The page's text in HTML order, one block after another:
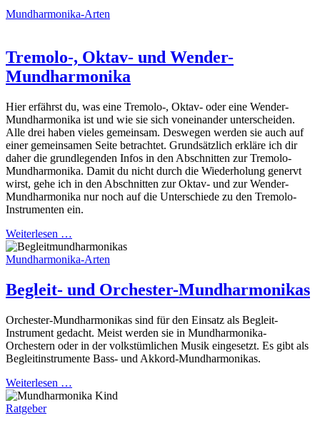
Mundharmonika-Arten
Tremolo-, Oktav- und Wender-
Mundharmonika
Hier erfährst du, was eine Tremolo-, Oktav- oder eine Wender-
Mundharmonika ist und wie sie sich voneinander unterscheiden.
Alle drei haben vieles gemeinsam. Deswegen werden sie auch auf
einer gemeinsamen Seite betrachtet. Grundsätzlich erkläre ich dir
daher die grundlegenden Infos in den Abschnitten zur Tremolo-
Mundharmonika. Damit du nicht durch die Wiederholung genervt
wirst, gehe ich in den Abschnitten zur Oktav- und zur Wender-
Mundharmonika nur noch auf die Unterschiede zu den Tremolo-
Instrumenten ein.
Weiterlesen …
Mundharmonika-Arten
Begleit- und Orchester-Mundharmonikas
Orchester-Mundharmonikas sind für den Einsatz als Begleit-
Instrument gedacht. Meist werden sie in Mundharmonika-
Orchestern oder in der volkstümlichen Musik eingesetzt. Es gibt als
Begleit­instrumente Bass- und Akkord-Mund­har­monikas.
Weiterlesen …
Ratgeber